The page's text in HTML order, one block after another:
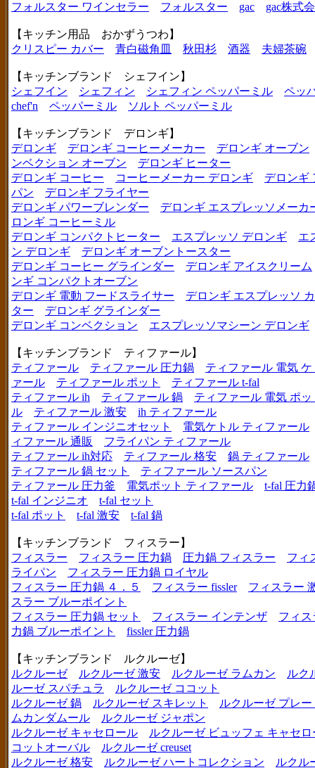
フォルスター ワインセラー
フォルスター gac gac株式
【キッチン用品 おかずうつわ】
クリスピー カバー
青白磁角皿 秋田杉 酒器 夫婦茶碗
【キッチンブランド シェフイン】
シェフイン
シェフィン シェフィン ペッパーミル
ペッ
chef'n
ペッパーミル ソルト ペッパーミル
【キッチンブランド デロンギ】
デロンギ
デロンギ コーヒーメーカー
デロンギ オーブン
ンベクション オーブン
デロンギ ヒーター
デロンギ コーヒー
コーヒーメーカー デロンギ
デロンギ
パン
デロンギ フライヤー
デロンギ パワーブレンダー
デロンギ エスプレッソメーカ
ロンギ コーヒーミル
デロンギ コンパクトヒーター
エスプレッソ デロンギ
エ
ン デロンギ
デロンギ オーブントースター
デロンギ コーヒー グラインダー
デロンギ アイスクリーム
ンギ コンパクトオーブン
デロンギ 電動 フードスライサー
デロンギ エスプレッソ
ター
デロンギ グラインダー
デロンギ コンベクション
エスプレッソマシーン デロンギ
【キッチンブランド ティファール】
ティファール
ティファール 圧力鍋
ティファール 電気 ケ
ァール
ティファール ポット
ティファール t-fal
ティファール ih
ティファール 鍋
ティファール 電気 ポッ
ル
ティファール 激安
ih ティファール
ティファール インジニオセット
電気ケトル ティファール
ィファール 通販
フライパン ティファール
ティファール ih対応
ティファール 格安
鍋 ティファール
ティファール 鍋 セット
ティファール ソースパン
ティファール 圧力釜
電気ポット ティファール
t-fal 圧力
t-fal インジニオ
t-fal セット
t-fal ポット
t-fal 激安 t-fal 鍋
【キッチンブランド フィスラー】
フィスラー
フィスラー 圧力鍋 圧力鍋 フィスラー
フィ
ライパン
フィスラー 圧力鍋 ロイヤル
フィスラー 圧力鍋 ４．５
フィスラー fissler
フィスラー
スラー ブルーポイント
フィスラー 圧力鍋 セット
フィスラー インテンザ
フィ
力鍋 ブルーポイント
fissler 圧力鍋
【キッチンブランド ルクルーゼ】
ルクルーゼ
ルクルーゼ 激安 ルクルーゼ ラムカン
ルク
ルーゼ スパチュラ
ルクルーゼ ココット
ルクルーゼ 鍋
ルクルーゼ スキレット
ルクルーゼ プレ
ムカンダムール
ルクルーゼ ジャポン
ルクルーゼ キャセロール
ルクルーゼ ビュッフェ キャセロ
コットオーバル
ルクルーゼ creuset
ルクルーゼ 格安
ルクルーゼ ハートコレクション ルクル